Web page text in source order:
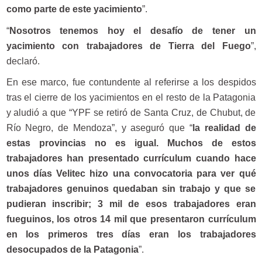
como parte de este yacimiento”.
“Nosotros tenemos hoy el desafío de tener un
yacimiento con trabajadores de Tierra del Fuego”,
declaró.
En ese marco, fue contundente al referirse a los despidos
tras el cierre de los yacimientos en el resto de la Patagonia
y aludió a que “YPF se retiró de Santa Cruz, de Chubut, de
Río Negro, de Mendoza”, y aseguró que “la realidad de
estas provincias no es igual. Muchos de estos
trabajadores han presentado currículum cuando hace
unos días Velitec hizo una convocatoria para ver qué
trabajadores genuinos quedaban sin trabajo y que se
pudieran inscribir; 3 mil de esos trabajadores eran
fueguinos, los otros 14 mil que presentaron currículum
en los primeros tres días eran los trabajadores
desocupados de la Patagonia”.